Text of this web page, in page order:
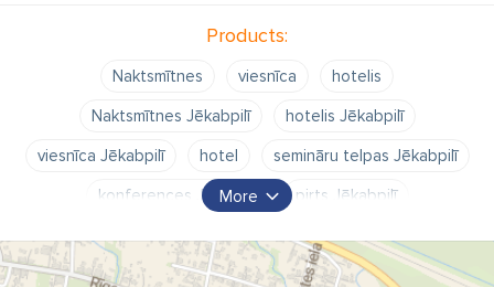
Products:
Naktsmītnes viesnīca
hotelis
Naktsmītnes Jēkabpilī
hotelis Jēkabpilī
viesnīca Jēkabpilī
hotel
semināru telpas Jēkabpilī
konferences Jēkabpilī
pirts Jēkabpilī
banketi Jēkabpilī
Daugavkrasti Jēkabpilī
More